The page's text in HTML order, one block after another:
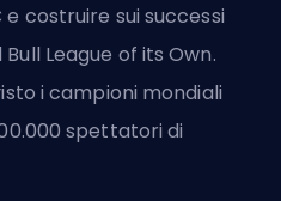
costruire sui successi
League of its Own.
i campioni mondiali
spettatori di